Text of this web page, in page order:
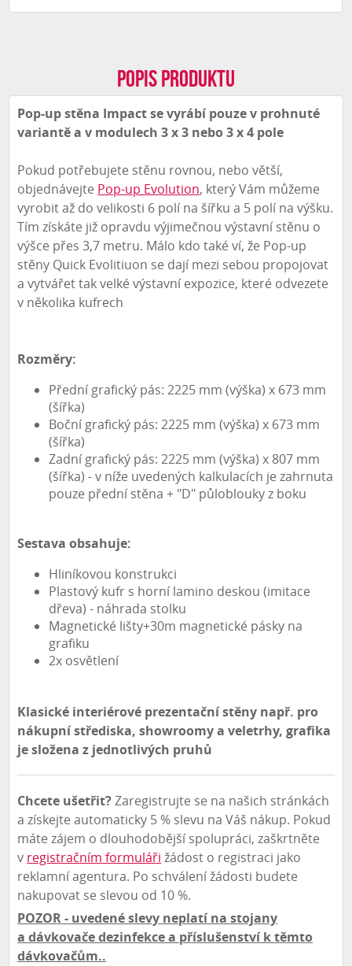
Popis produktu
Pop-up stěna Impact se vyrábí pouze v prohnuté
variantě a v modulech 3 x 3 nebo 3 x 4 pole
Pokud potřebujete stěnu rovnou, nebo větší,
objednávejte Pop-up Evolution, který Vám můžeme
vyrobit až do velikosti 6 polí na šířku a 5 polí na výšku.
Tím získáte již opravdu výjimečnou výstavní stěnu o
výšce přes 3,7 metru. Málo kdo také ví, že Pop-up
stěny Quick Evolitiuon se dají mezi sebou propojovat
a vytvářet tak velké výstavní expozice, které odvezete
v několika kufrech
Rozměry:
Přední grafický pás: 2225 mm (výška) x 673 mm
(šířka)
Boční grafický pás: 2225 mm (výška) x 673 mm
(šířka)
Zadní grafický pás: 2225 mm (výška) x 807 mm
(šířka) - v níže uvedených kalkulacích je zahrnuta
pouze přední stěna + "D" půloblouky z boku
Sestava obsahuje:
Hliníkovou konstrukci
Plastový kufr s horní lamino deskou (imitace
dřeva) - náhrada stolku
Magnetické lišty+30m magnetické pásky na
grafiku
2x osvětlení
Klasické interiérové prezentační stěny např. pro
nákupní střediska, showroomy a veletrhy, grafika
je složena z jednotlivých pruhů
Chcete ušetřit?Zaregistrujte se na našich stránkách
a získejte automaticky 5 % slevu na Váš nákup. Pokud
máte zájem o dlouhodobější spolupráci, zaškrtněte
v registračním formuláři žádost o registraci jako
reklamní agentura. Po schválení žádosti budete
nakupovat se slevou od 10 %.
POZOR- uvedené slevy neplatí na stojany
a dávkovače dezinfekce a příslušenství k těmto
dávkovačům..